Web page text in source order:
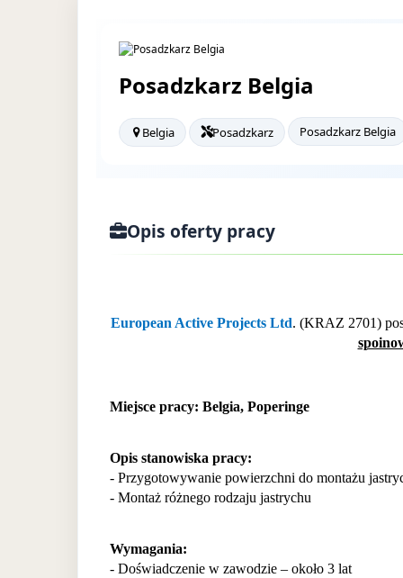
Posadzkarz Belgia
Belgia Posadzkarz Posadzkarz Belgia
Opis oferty pracy
European Active Projects Ltd. (KRAZ 2701)
Miejsce pracy: Belgia, Poperinge
Opis stanowiska pracy:
- Przygotowywanie powierzchni do montażu
- Montaż różnego rodzaju jastrychu
Wymagania:
- Doświadczenie w zawodzie – około 3 lat